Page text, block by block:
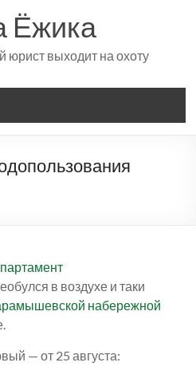
Ёжика
юрист выходит на охоту
в воздухе и таки
набережной
— от 25 августа: